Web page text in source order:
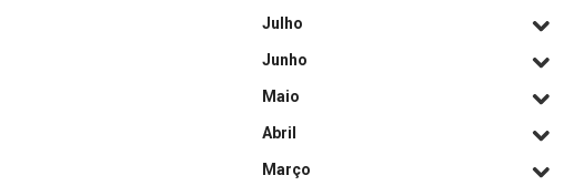
Julho
Junho
Maio
Abril
Março